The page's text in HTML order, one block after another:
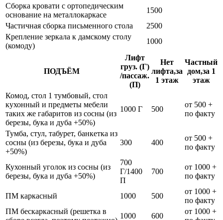
Сборка кровати с ортопедическим
основание на металлокаркасе
1500
Частичная сборка письменного стола
2500
Крепление зеркала к дамскому столу
(комоду)
1000
ПОДЪЁМ
Лифт
груз. (Г)
/пассаж.
(П)
Нет
лифта,за
1 этаж
Частный
дом,за 1
этаж
Комод, стол 1 тумбовый, стол
кухонный и предметы мебели
таких же габаритов из сосны (из
березы, бука и дуба +50%)
1000 Г 500
от 500 +
по факту
Тумба, стул, табурет, банкетка из
сосны (из березы, бука и дуба
+50%)
300 400
от 500 +
по факту
Кухонный уголок из сосны (из
березы, бука и дуба +50%)
700
Г/1400
П
700
от 1000 +
по факту
ПМ каркасный 1000 500
от 1000 +
по факту
ПМ бескаркасный (решетка в
1000 600
от 1000 +